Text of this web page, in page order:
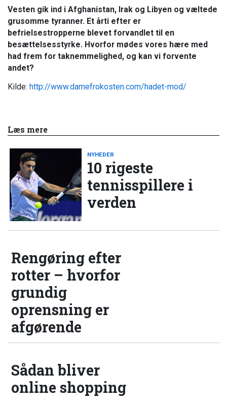
Vesten gik ind i Afghanistan, Irak og Libyen og væltede
grusomme tyranner. Et årti efter er
befrielsestropperne blevet forvandlet til en
besættelsesstyrke. Hvorfor mødes vores hære med
had frem for taknemmelighed, og kan vi forvente
andet?
Kilde: http://www.damefrokosten.com/hadet-mod/
Læs mere
NYHEDER
10 rigeste
tennisspillere i
verden
Rengøring efter
rotter – hvorfor
grundig
oprensning er
afgørende
Sådan bliver
online shopping